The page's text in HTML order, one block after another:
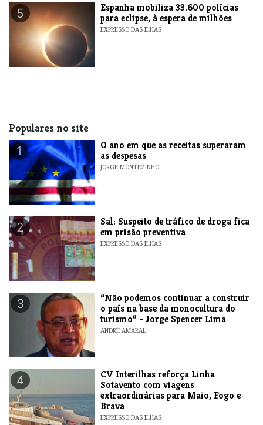
5
Espanha mobiliza 33.600 polícias
para eclipse, à espera de milhões
EXPRESSO DAS ILHAS
Populares no site
1
O ano em que as receitas superaram
as despesas
JORGE MONTEZINHO
2
​Sal: Suspeito de tráfico de droga fica
em prisão preventiva
EXPRESSO DAS ILHAS
3
“Não podemos continuar a construir
o país na base da monocultura do
turismo” - Jorge Spencer Lima
ANDRÉ AMARAL
4
​CV Interilhas reforça Linha
Sotavento com viagens
extraordinárias para Maio, Fogo e
Brava
EXPRESSO DAS ILHAS